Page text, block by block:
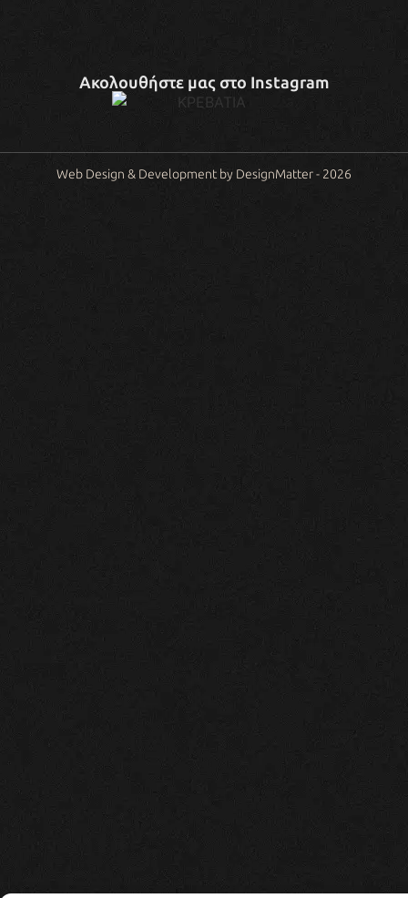
Ακολουθήστε μας στο Instagram
Web Design & Development by DesignMatter - 2026